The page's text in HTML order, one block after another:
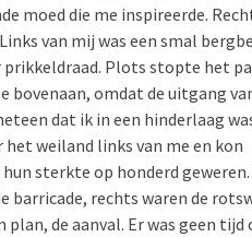
moed die me inspireerde.
van mij was een smal
Plots stopte het
bovenaan, omdat de uitgang
dat ik in een hinderlaag
weiland links van me en kon
sterkte op honderd geweren.
barricade, rechts waren de
de aanval. Er was geen tijd